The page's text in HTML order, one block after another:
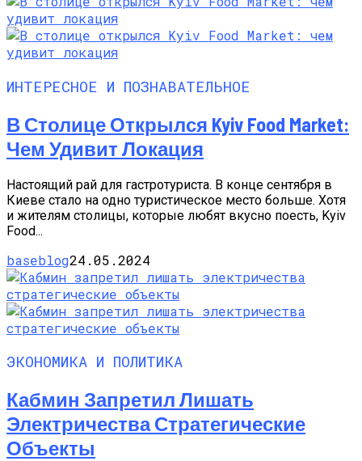
ИНТЕРЕСНОЕ И ПОЗНАВАТЕЛЬНОЕ
В Столице Открылся Kyiv Food Market:
Чем Удивит Локация
Настоящий рай для гастротуриста. В конце сентября в
Киеве стало на одно туристическое место больше. Хотя
и жителям столицы, которые любят вкусно поесть, Kyiv
Food...
baseblog24.05.2024
ЭКОНОМИКА И ПОЛИТИКА
Кабмин Запретил Лишать
Электричества Стратегические
Объекты